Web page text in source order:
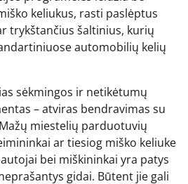
keliukus, rasti paslėptus
trykštančius šaltinius, kurių
automobilių kelių
sėkmingos ir netikėtumų
– atviras bendravimas su
miestelių parduotuvių
ar tiesiog miško keliuke
bei miškininkai yra patys
gidai. Būtent jie gali